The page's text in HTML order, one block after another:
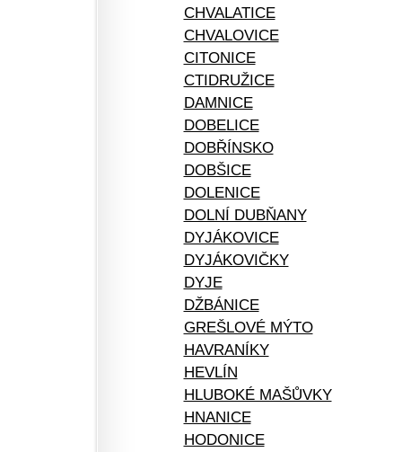
CHVALATICE
CHVALOVICE
CITONICE
CTIDRUŽICE
DAMNICE
DOBELICE
DOBŘÍNSKO
DOBŠICE
DOLENICE
DOLNÍ DUBŇANY
DYJÁKOVICE
DYJÁKOVIČKY
DYJE
DŽBÁNICE
GREŠLOVÉ MÝTO
HAVRANÍKY
HEVLÍN
HLUBOKÉ MAŠŮVKY
HNANICE
HODONICE